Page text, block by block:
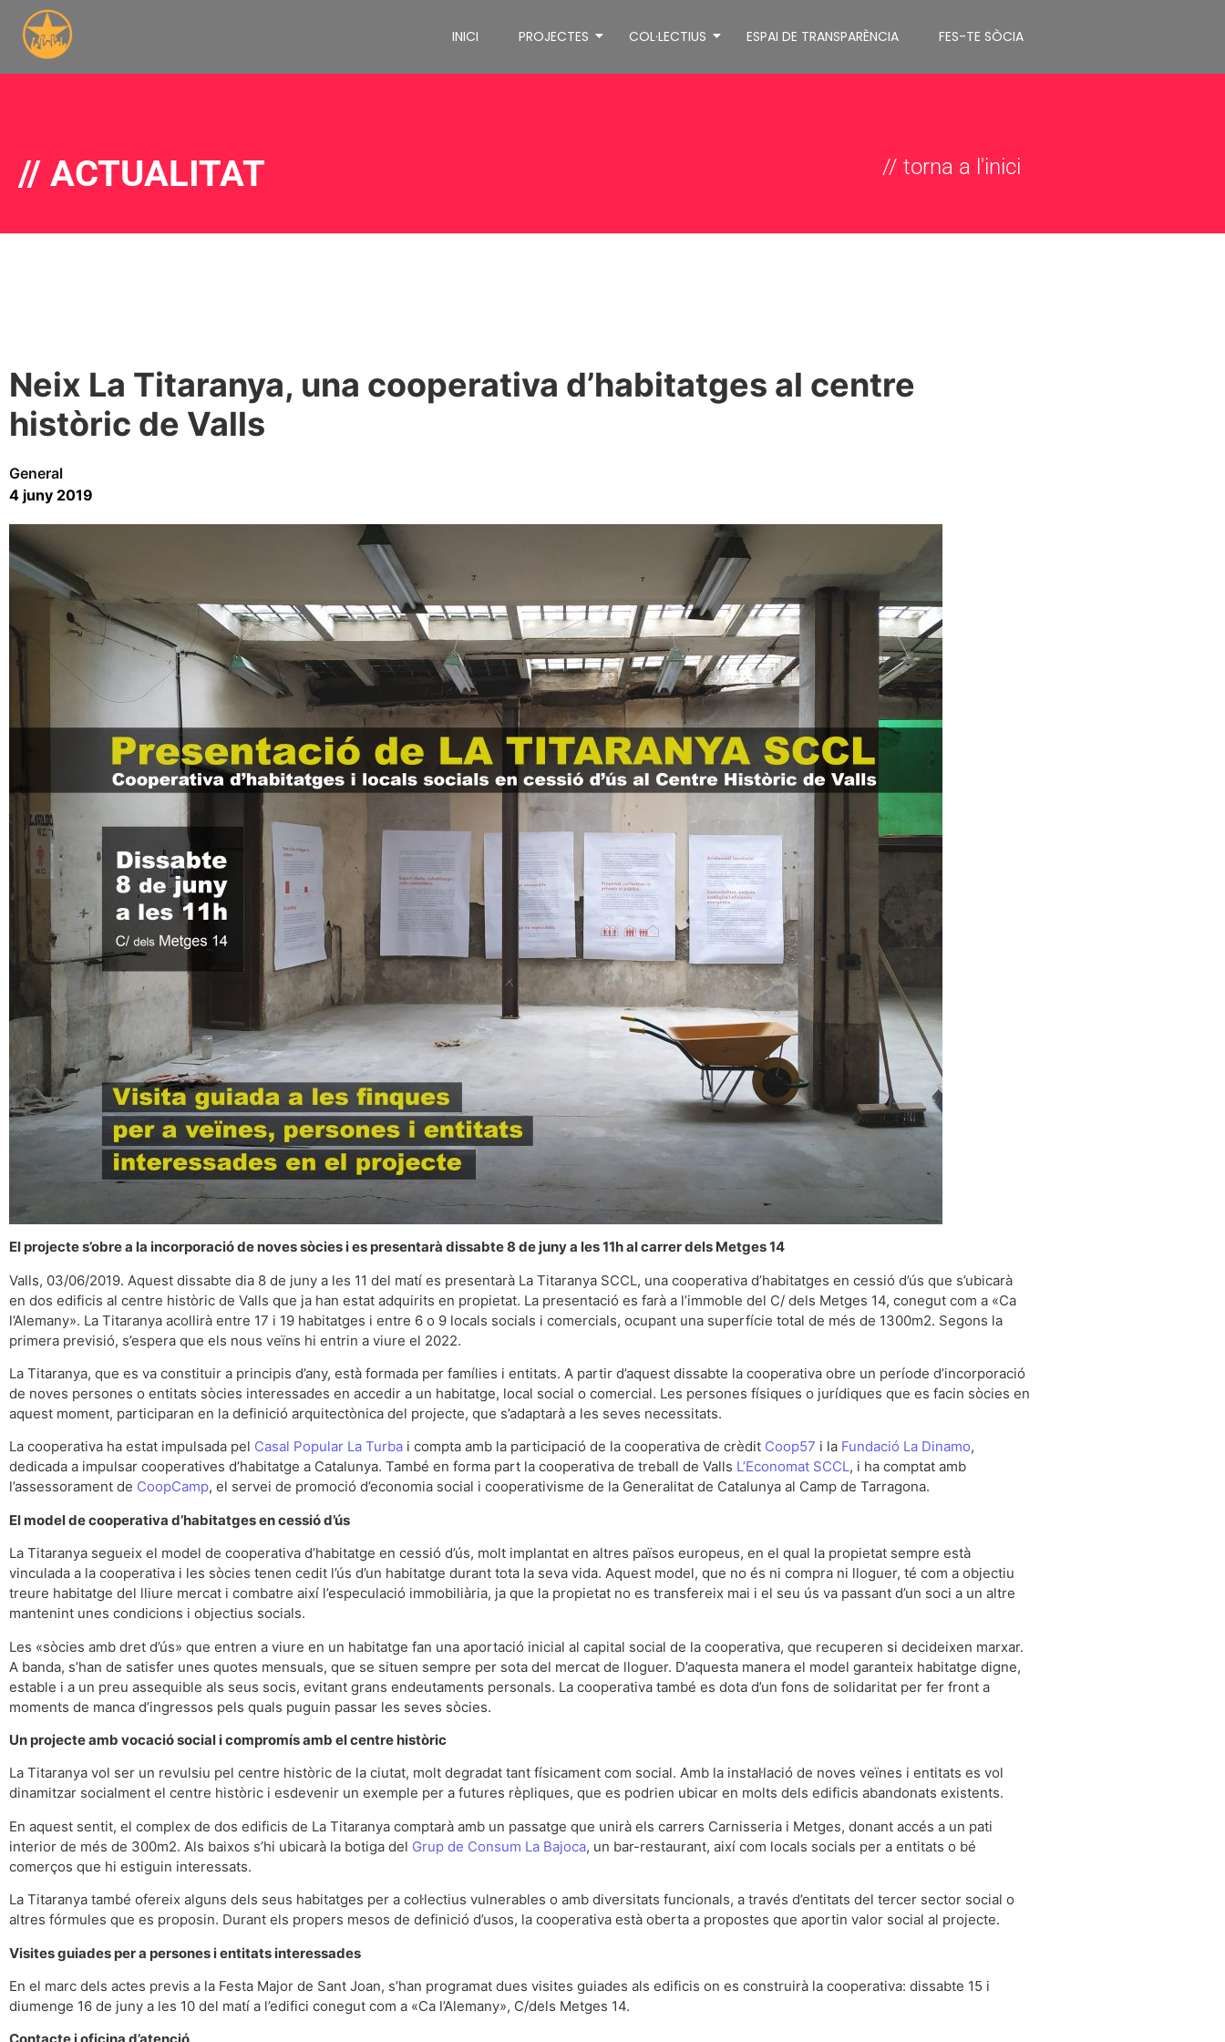
INICI PROJECTES COL·LECTIUS ESPAI DE TRANSPARÈNCIA FES-TE SÒCIA
// ACTUALITAT // torna a l'inici
Neix La Titaranya, una cooperativa d’habitatges al centre
històric de Valls
General
4 juny 2019
El projecte s’obre a la incorporació de noves sòcies i es presentarà dissabte 8 de juny a les 11h al carrer dels Metges 14
Valls, 03/06/2019. Aquest dissabte dia 8 de juny a les 11 del matí es presentarà La Titaranya SCCL, una cooperativa d’habitatges en cessió d’ús que s’ubicarà
en dos edificis al centre històric de Valls que ja han estat adquirits en propietat. La presentació es farà a l’immoble del C/ dels Metges 14, conegut com a «Ca
l’Alemany». La Titaranya acollirà entre 17 i 19 habitatges i entre 6 o 9 locals socials i comercials, ocupant una superfície total de més de 1300m2. Segons la
primera previsió, s’espera que els nous veïns hi entrin a viure el 2022.
La Titaranya, que es va constituir a principis d’any, està formada per famílies i entitats. A partir d’aquest dissabte la cooperativa obre un període d’incorporació
de noves persones o entitats sòcies interessades en accedir a un habitatge, local social o comercial. Les persones físiques o jurídiques que es facin sòcies en
aquest moment, participaran en la definició arquitectònica del projecte, que s’adaptarà a les seves necessitats.
La cooperativa ha estat impulsada pel Casal Popular La Turba i compta amb la participació de la cooperativa de crèdit Coop57 i la Fundació La Dinamo,
dedicada a impulsar cooperatives d’habitatge a Catalunya. També en forma part la cooperativa de treball de Valls L’Economat SCCL, i ha comptat amb
l’assessorament de CoopCamp, el servei de promoció d’economia social i cooperativisme de la Generalitat de Catalunya al Camp de Tarragona.
El model de cooperativa d’habitatges en cessió d’ús
La Titaranya segueix el model de cooperativa d’habitatge en cessió d’ús, molt implantat en altres països europeus, en el qual la propietat sempre està
vinculada a la cooperativa i les sòcies tenen cedit l’ús d’un habitatge durant tota la seva vida. Aquest model, que no és ni compra ni lloguer, té com a objectiu
treure habitatge del lliure mercat i combatre així l’especulació immobiliària, ja que la propietat no es transfereix mai i el seu ús va passant d’un soci a un altre
mantenint unes condicions i objectius socials.
Les «sòcies amb dret d’ús» que entren a viure en un habitatge fan una aportació inicial al capital social de la cooperativa, que recuperen si decideixen marxar.
A banda, s’han de satisfer unes quotes mensuals, que se situen sempre per sota del mercat de lloguer. D’aquesta manera el model garanteix habitatge digne,
estable i a un preu assequible als seus socis, evitant grans endeutaments personals. La cooperativa també es dota d’un fons de solidaritat per fer front a
moments de manca d’ingressos pels quals puguin passar les seves sòcies.
Un projecte amb vocació social i compromís amb el centre històric
La Titaranya vol ser un revulsiu pel centre històric de la ciutat, molt degradat tant físicament com social. Amb la instal·lació de noves veïnes i entitats es vol
dinamitzar socialment el centre històric i esdevenir un exemple per a futures rèpliques, que es podrien ubicar en molts dels edificis abandonats existents.
En aquest sentit, el complex de dos edificis de La Titaranya comptarà amb un passatge que unirà els carrers Carnisseria i Metges, donant accés a un pati
interior de més de 300m2. Als baixos s’hi ubicarà la botiga del Grup de Consum La Bajoca, un bar-restaurant, així com locals socials per a entitats o bé
comerços que hi estiguin interessats.
La Titaranya també ofereix alguns dels seus habitatges per a col·lectius vulnerables o amb diversitats funcionals, a través d’entitats del tercer sector social o
altres fórmules que es proposin. Durant els propers mesos de definició d’usos, la cooperativa està oberta a propostes que aportin valor social al projecte.
Visites guiades per a persones i entitats interessades
En el marc dels actes previs a la Festa Major de Sant Joan, s’han programat dues visites guiades als edificis on es construirà la cooperativa: dissabte 15 i
diumenge 16 de juny a les 10 del matí a l’edifici conegut com a «Ca l’Alemany», C/dels Metges 14.